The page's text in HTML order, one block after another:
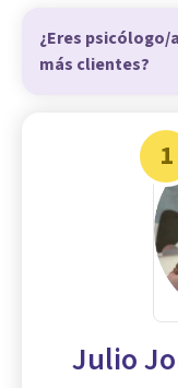
¿Eres
más clientes?
1
Julio